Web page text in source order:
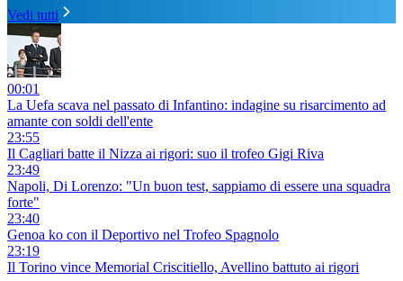
Vedi tutti
00:01
La Uefa scava nel passato di Infantino: indagine su risarcimento ad
amante con soldi dell'ente
23:55
Il Cagliari batte il Nizza ai rigori: suo il trofeo Gigi Riva
23:49
Napoli, Di Lorenzo: "Un buon test, sappiamo di essere una squadra
forte"
23:40
Genoa ko con il Deportivo nel Trofeo Spagnolo
23:19
Il Torino vince Memorial Criscitiello, Avellino battuto ai rigori